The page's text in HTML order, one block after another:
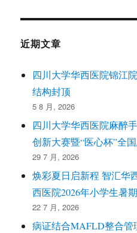
近期文章
四川大学华西医院锦江
结构封顶
5 8 月, 2026
四川大学华西医院麻醉
创新大赛暨“医心杯”全
29 7 月, 2026
焕彩夏日启新程 智汇
西医院2026年小学生暑
22 7 月, 2026
病证结合MAFLD整合管